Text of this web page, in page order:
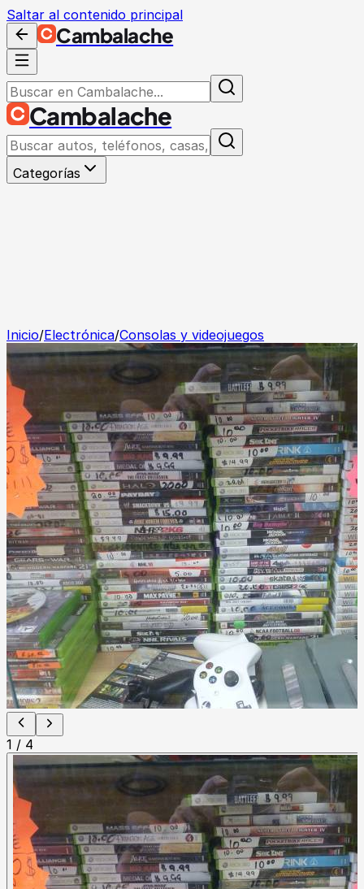
Saltar al contenido principal
Cambalache
Cambalache
Categorías
Inicio/Electrónica/Consolas y videojuegos
1 / 4